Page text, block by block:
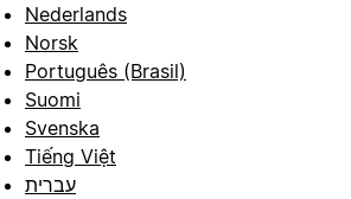
Nederlands
Norsk
Português (Brasil)
Suomi
Svenska
Tiếng Việt
עברית